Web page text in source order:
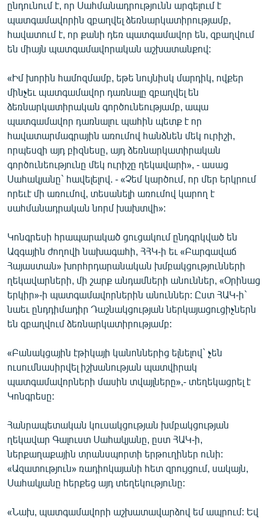
ընդունում է, որ Սահմանադրությունն արգելում է
պատգամավորին զբաղվել ձեռնարկատիրությամբ,
հավատում է, որ քանի դեռ պատգամավոր են, զբաղվում
են միայն պատգամավորական աշխատանքով:
«Իմ խորին համոզմամբ, եթե նույնիսկ մարդիկ, ովքեր
մինչեւ պատգամավոր դառնալը զբաղվել են
ձեռնարկատիրական գործունեությամբ, ապա
պատգամավոր դառնալու պահին պետք է որ
հավատարմագրային առումով հանձնեն մեկ ուրիշի,
որպեսզի այդ բիզնեսը, այդ ձեռնարկատիրական
գործունեությունը մեկ ուրիշը ղեկավարի», - ասաց
Սահակյանը` հավելելով. - «Չեմ կարծում, որ մեր երկրում
որեւէ մի առումով, տեսանելի առումով կարող է
սահմանադրական նորմ խախտվի»:
Կոնգրեսի հրապարակած ցուցակում ընդգրկված են
Ազգային ժողովի նախագահի, ՀՀԿ-ի եւ «Բարգավաճ
Հայաստան» խորհրդարանական խմբակցությունների
ղեկավարների, մի շարք անդամների անուններ, «Օրինաց
երկիր»-ի պատգամավորներին անուններ: Ըստ ՀԱԿ-ի`
նաեւ ընդդիմադիր Դաշնակցության ներկայացուցիչներն
են զբաղվում ձեռնարկատիրությամբ:
«Բանակցային էթիկայի կանոններից ելնելով` չեն
ուսումնասիրվել իշխանության պատվիրակ
պատգամավորների մասին տվայլները»,- տեղեկացրել է
Կոնգրեսը:
Հանրապետական կուսակցության խմբակցության
ղեկավար Գալուստ Սահակյանը, ըստ ՀԱԿ-ի,
ներքաղաքային տրանսպորտի երթուղիներ ունի:
«Ազատություն» ռադիոկայանի հետ զրույցում, սակայն,
Սահակյանը հերքեց այդ տեղեկությունը:
«Նախ, պատգամավորի աշխատավարձով եմ ապրում: Եվ